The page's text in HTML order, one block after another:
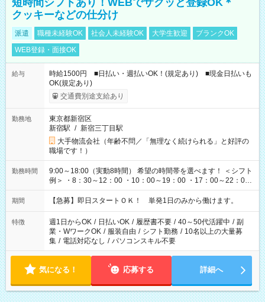
短時間シフトあり！WEBでサクッと登録OK＊
クッキーなどの仕分け
派遣 職種未経験OK 社会人未経験OK 大学生歓迎
ブランクOK
WEB登録・面接OK
給与
時給1500円 ■日払い・週払いOK！(規定あり) ■現金日払いも
OK(規定あり)
交通費別途支給あり
勤務地
東京都新宿区
新宿駅 / 新宿三丁目駅
大手物流会社（年齢不問／「無理なく続けられる」と好評の
職場です！）
勤務時間
9:00～18:00（実動8時間） 希望の時間帯を選べます！ ＜シフト
例＞ ・8：30～12：00 ・10：00～19：00 ・17：00～22：00
・13：00～22：00 ・22：00～翌6：00 など
期間 【急募】即日スタートＯＫ！ 単発1日のみから働けます。
特徴 週1日からOK / 日払いOK / 履歴書不要 / 40～50代活躍中 / 副
業・WワークOK / 服装自由 / シフト勤務 / 10名以上の大量募
集 / 電話対応なし / パソコンスキル不要
気になる！ 応募する 詳細へ